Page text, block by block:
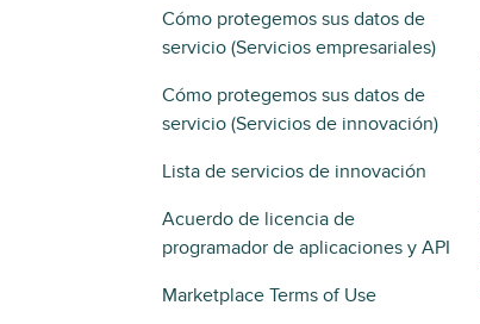
Cómo protegemos sus datos de
servicio (Servicios empresariales)
Cómo protegemos sus datos de
servicio (Servicios de innovación)
Lista de servicios de innovación
Acuerdo de licencia de
programador de aplicaciones y API
Marketplace Terms of Use